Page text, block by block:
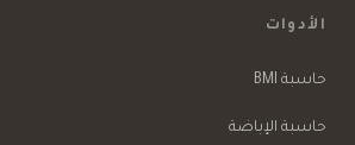
الأدوات
حاسبة BMI
حاسبة الإباضة